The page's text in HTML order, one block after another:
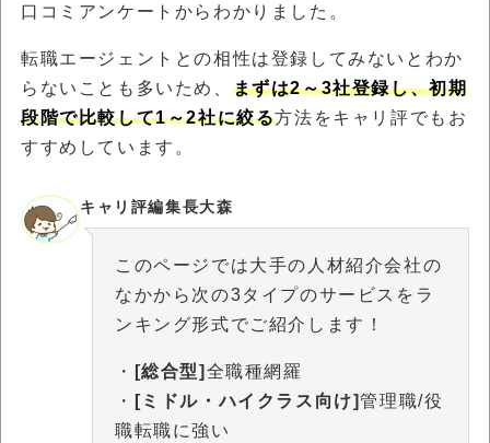
口コミアンケートからわかりました。
転職エージェントとの相性は登録してみないとわか
らないことも多いため、 まずは2～3社登録し、初期
段階で比較して1～2社に絞る方法をキャリ評でもお
すすめしています。
キャリ評編集長大森
このページでは大手の人材紹介会社の
なかから次の3タイプのサービスをラ
ンキング形式でご紹介します！
・ [総合型] 全職種網羅
・
[ミドル・ハイクラス向け]管理職/役
職転職に強い